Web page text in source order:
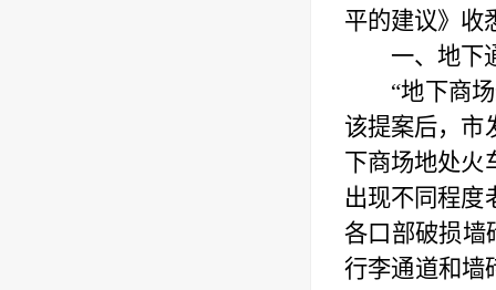
平的建议》收
一、地下
“地下商
该提案后，市
下商场地处火
出现不同程度
各口部破损墙
行李通道和墙